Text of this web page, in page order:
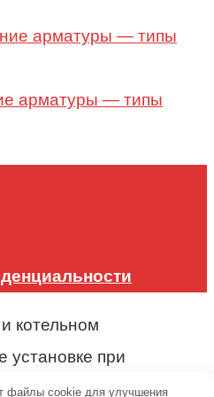
арматуры — типы
котельном
установке при
файлы cookie для улучшения